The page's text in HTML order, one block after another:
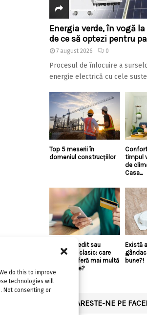
do this to improve
technologies will
Not consenting or
Energia verde, în vogă
de ce să optezi pentru
7 august 2026 0
Procesul de înlocuire a
energie electrică cu cele
Top 5 meserii în
domeniul construcțiilor
timpul
de
Casa...
Linie de credit sau
împrumut clasic: care
variantă oferă mai multă
flexibilitate?
Există
bune?!
URMARESTE-NE PE